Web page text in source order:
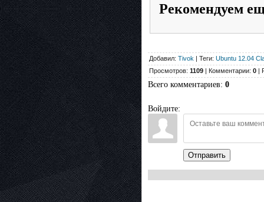
Рекомендуем
Добавил: Tivok | Теги: Ubuntu 12.04
Просмотров: 1109 | Комментарии: 0 |
Всего комментариев: 0
Войдите:
Отправить